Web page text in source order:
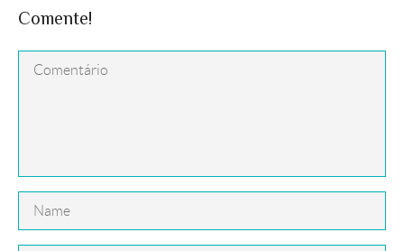
Comente!